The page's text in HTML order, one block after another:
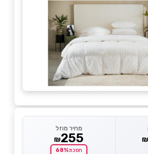
₪
מחיר מוזל
₪255
חסכת68%